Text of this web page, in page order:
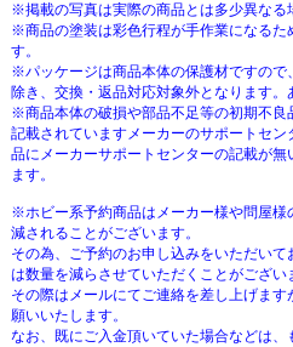
※掲載の写真は実際の商品とは多少異なる
※商品の塗装は彩色行程が手作業になるた
す。
※パッケージは商品本体の保護材ですので
除き、交換・返品対応対象外となります。
※商品本体の破損や部品不足等の初期不良
記載されていますメーカーのサポートセ
品にメーカーサポートセンターの記載が
ます。
※ホビー系予約商品はメーカー様や問屋様
減されることがございます。
その為、ご予約のお申し込みをいただい
は数量を減らさせていただくことがござい
その際はメールにてご連絡を差し上げま
願いいたします。
なお、既にご入金頂いていた場合などは